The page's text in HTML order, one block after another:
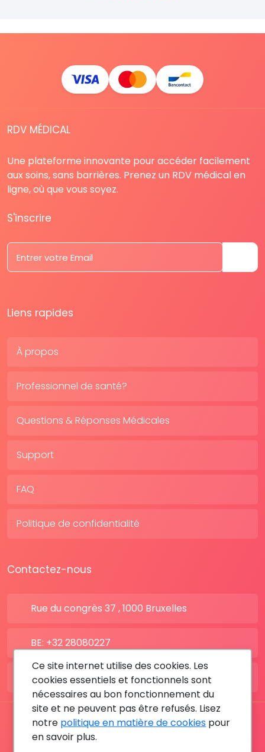
RDV MÉDICAL
Une plateforme innovante pour accéder facilement
aux soins, sans barrières. Prenez un RDV médical en
ligne, où que vous soyez.
S'inscrire
Liens rapides
À propos
Professionnel de santé?
Questions & Réponses Médicales
Support
FAQ
Politique de confidentialité
Contactez-nous
Rue du congrès 37 , 1000 Bruxelles
BE: +32 28080227
FR: +33 183642895
Tous les droits sont réservés © 2026 RDV MÉDICAL By
Ce site internet utilise des cookies. Les
cookies essentiels et fonctionnels sont
nécessaires au bon fonctionnement du
site et ne peuvent pas être refusés. Lisez
notre politique en matière de cookies pour
en savoir plus.